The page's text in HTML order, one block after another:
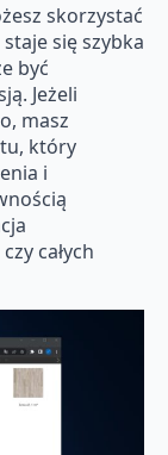
skorzystać
się szybka
być
Jeżeli
masz
który
i
całych